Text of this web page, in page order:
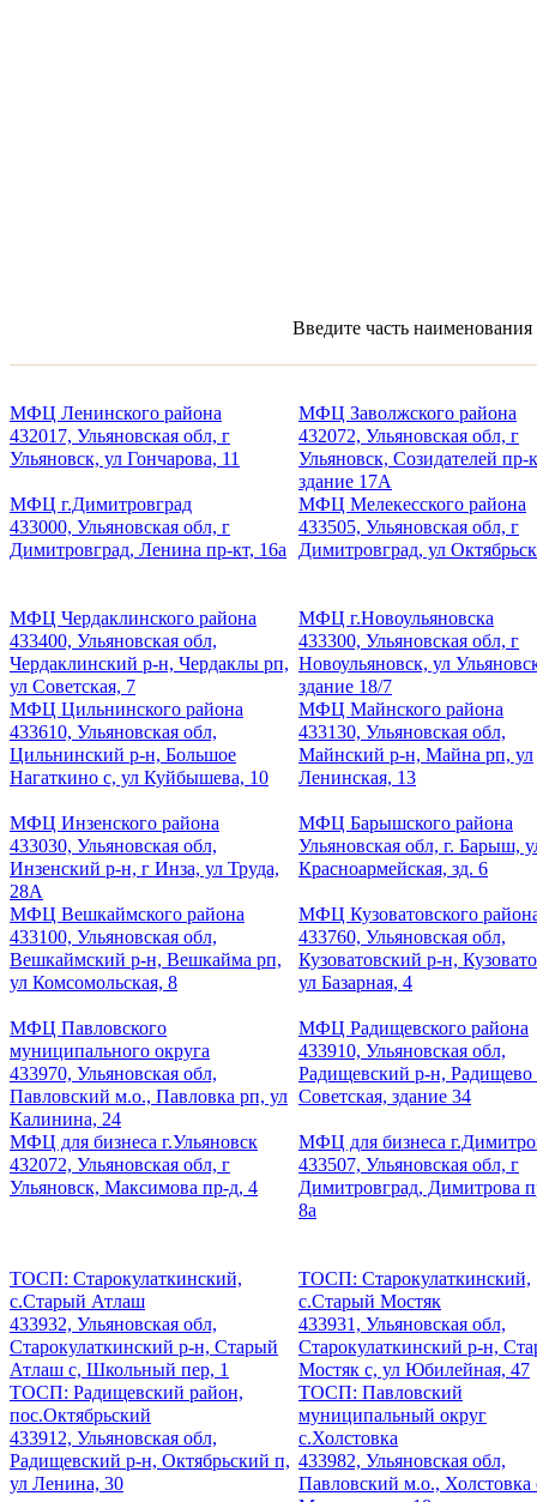
Введите часть
МФЦ Ленинского района
432017, Ульяновская обл, г
Ульяновск, ул Гончарова, 11
МФЦ Заволжского района
432072, Ульяновская обл, г
Ульяновск, Созидателей пр-
здание 17А
МФЦ г.Димитровград
433000, Ульяновская обл, г
Димитровград, Ленина пр-кт, 16а
МФЦ Мелекесского района
433505, Ульяновская обл, г
Димитровград, ул
МФЦ Чердаклинского района
433400, Ульяновская обл,
Чердаклинский р-н, Чердаклы рп,
ул Советская, 7
МФЦ г.Новоульяновска
433300, Ульяновская обл, г
Новоульяновск, ул
здание 18/7
МФЦ Цильнинского района
433610, Ульяновская обл,
Цильнинский р-н, Большое
Нагаткино с, ул Куйбышева, 10
МФЦ Майнского района
433130, Ульяновская обл,
Майнский р-н, Майна рп, ул
Ленинская, 13
МФЦ Инзенского района
433030, Ульяновская обл,
Инзенский р-н, г Инза, ул Труда,
28А
МФЦ Барышского района
Ульяновская обл, г. Барыш,
Красноармейская, зд. 6
МФЦ Вешкаймского района
433100, Ульяновская обл,
Вешкаймский р-н, Вешкайма рп,
ул Комсомольская, 8
МФЦ Кузоватовского
433760, Ульяновская обл,
Кузоватовский р-н,
ул Базарная, 4
МФЦ Павловского
муниципального округа
433970, Ульяновская обл,
Павловский м.о., Павловка рп, ул
Калинина, 24
МФЦ Радищевского района
433910, Ульяновская обл,
Радищевский р-н, Радищево
Советская, здание 34
МФЦ для бизнеса г.Ульяновск
432072, Ульяновская обл, г
Ульяновск, Максимова пр-д, 4
МФЦ для бизнеса
433507, Ульяновская обл, г
Димитровград, Димитрова
8а
ТОСП: Старокулаткинский,
с.Старый Атлаш
433932, Ульяновская обл,
Старокулаткинский р-н, Старый
Атлаш с, Школьный пер, 1
ТОСП: Старокулаткинский,
с.Старый Мостяк
433931, Ульяновская обл,
Старокулаткинский р-н,
Мостяк с, ул Юбилейная, 47
ТОСП: Радищевский район,
пос.Октябрьский
433912, Ульяновская обл,
Радищевский р-н, Октябрьский п,
ул Ленина, 30
ТОСП: Павловский
муниципальный округ
с.Холстовка
433982, Ульяновская обл,
Павловский м.о., Холстовка